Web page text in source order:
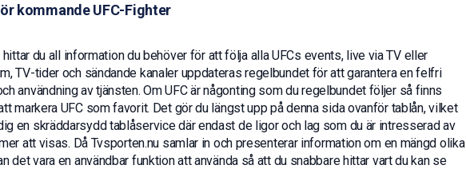
kommande UFC-Fighter
hittar du all information du behöver för att följa alla UFCs events, live via TV eller
TV-tider och sändande kanaler uppdateras regelbundet för att garantera en felfri
användning av tjänsten. Om UFC är någonting som du regelbundet följer så finns
markera UFC som favorit. Det gör du längst upp på denna sida ovanför tablån, vilket
en skräddarsydd tablåservice där endast de ligor och lag som du är intresserad av
att visas. Då Tvsporten.nu samlar in och presenterar information om en mängd olika
det vara en användbar funktion att använda så att du snabbare hittar vart du kan se